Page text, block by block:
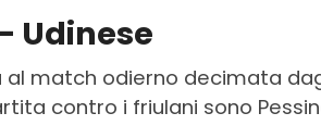
Udinese
al match odierno decimata
contro i friulani sono